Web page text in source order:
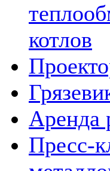
котлов
Аренда
Пресс-